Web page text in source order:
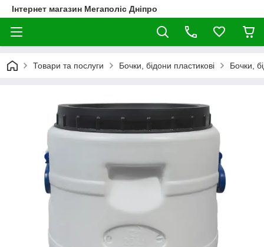
Інтернет магазин Мегаполіс Дніпро
Товари та послуги Бочки, бідони пластикові Бочки,